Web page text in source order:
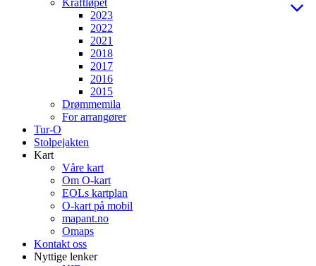
Kraftløpet
2023
2022
2021
2018
2017
2016
2015
Drømmemila
For arrangører
Tur-O
Stolpejakten
Kart
Våre kart
Om O-kart
EOLs kartplan
O-kart på mobil
mapant.no
Omaps
Kontakt oss
Nyttige lenker